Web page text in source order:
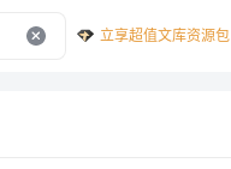
立享超值文库资源包